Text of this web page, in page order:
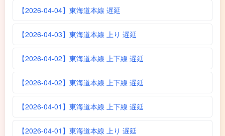
【2026-04-04】東海道本線 遅延
【2026-04-03】東海道本線 上り 遅延
【2026-04-02】東海道本線 上下線 遅延
【2026-04-02】東海道本線 上下線 遅延
【2026-04-01】東海道本線 上下線 遅延
【2026-04-01】東海道本線 上り 遅延